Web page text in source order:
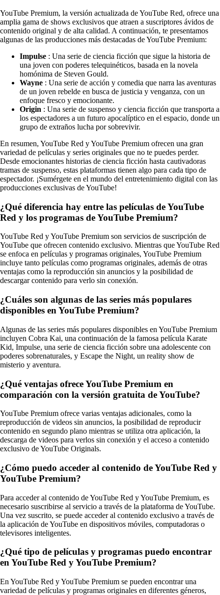
YouTube Premium, la versión actualizada de YouTube Red, ofrece una
amplia gama de shows exclusivos que atraen a suscriptores ávidos de
contenido original y de alta calidad. A continuación, te presentamos
algunas de las producciones más destacadas de YouTube Premium:
Impulse : Una serie de ciencia ficción que sigue la historia de
una joven con poderes telequinéticos, basada en la novela
homónima de Steven Gould.
Wayne : Una serie de acción y comedia que narra las aventuras
de un joven rebelde en busca de justicia y venganza, con un
enfoque fresco y emocionante.
Origin : Una serie de suspenso y ciencia ficción que transporta a
los espectadores a un futuro apocalíptico en el espacio, donde un
grupo de extraños lucha por sobrevivir.
En resumen, YouTube Red y YouTube Premium ofrecen una gran
variedad de películas y series originales que no te puedes perder.
Desde emocionantes historias de ciencia ficción hasta cautivadoras
tramas de suspenso, estas plataformas tienen algo para cada tipo de
espectador. ¡Sumérgete en el mundo del entretenimiento digital con las
producciones exclusivas de YouTube!
¿Qué diferencia hay entre las películas de YouTube
Red y los programas de YouTube Premium?
YouTube Red y YouTube Premium son servicios de suscripción de
YouTube que ofrecen contenido exclusivo. Mientras que YouTube Red
se enfoca en películas y programas originales, YouTube Premium
incluye tanto películas como programas originales, además de otras
ventajas como la reproducción sin anuncios y la posibilidad de
descargar contenido para verlo sin conexión.
¿Cuáles son algunas de las series más populares
disponibles en YouTube Premium?
Algunas de las series más populares disponibles en YouTube Premium
incluyen Cobra Kai, una continuación de la famosa película Karate
Kid, Impulse, una serie de ciencia ficción sobre una adolescente con
poderes sobrenaturales, y Escape the Night, un reality show de
misterio y aventura.
¿Qué ventajas ofrece YouTube Premium en
comparación con la versión gratuita de YouTube?
YouTube Premium ofrece varias ventajas adicionales, como la
reproducción de videos sin anuncios, la posibilidad de reproducir
contenido en segundo plano mientras se utiliza otra aplicación, la
descarga de videos para verlos sin conexión y el acceso a contenido
exclusivo de YouTube Originals.
¿Cómo puedo acceder al contenido de YouTube Red y
YouTube Premium?
Para acceder al contenido de YouTube Red y YouTube Premium, es
necesario suscribirse al servicio a través de la plataforma de YouTube.
Una vez suscrito, se puede acceder al contenido exclusivo a través de
la aplicación de YouTube en dispositivos móviles, computadoras o
televisores inteligentes.
¿Qué tipo de películas y programas puedo encontrar
en YouTube Red y YouTube Premium?
En YouTube Red y YouTube Premium se pueden encontrar una
variedad de películas y programas originales en diferentes géneros,